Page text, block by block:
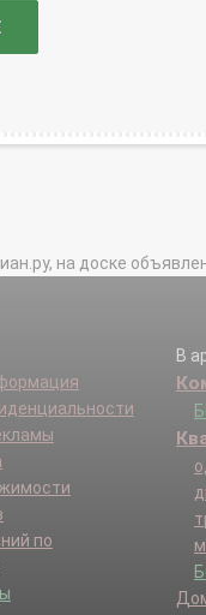
на доске
по
В